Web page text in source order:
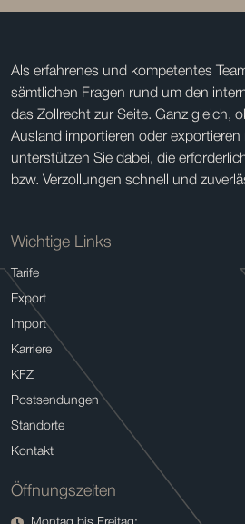
Als erfahrenes und kompetentes
sämtlichen Fragen rund um den
das Zollrecht zur Seite. Ganz gleich,
Ausland importieren oder
unterstützen Sie dabei, die
bzw. Verzollungen schnell und
Wichtige Links
Tarife
Export
Import
Karriere
KFZ
Postsendungen
Standorte
Kontakt
Öffnungszeiten